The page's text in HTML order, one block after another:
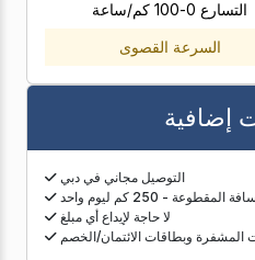
التسارع 0-100 كم/ساعة
السرعة القصوى
إضافية
التوصيل مجاني في دبي
- 250 كم ليوم واحد
لا حاجة لإيداع أي مبلغ
المشفرة وبطاقات الائتمان/الخصم